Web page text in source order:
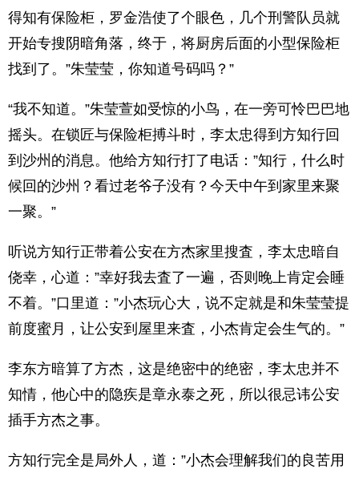
得知有保险柜，罗金浩使了个眼色，几个刑警队员就
开始专搜阴暗角落，终于，将厨房后面的小型保险柜
找到了。”朱莹莹，你知道号码吗？”
“我不知道。”朱莹萱如受惊的小鸟，在一旁可怜巴巴地
摇头。在锁匠与保险柜搏斗时，李太忠得到方知行回
到沙州的消息。他给方知行打了电话：”知行，什么时
候回的沙州？看过老爷子没有？今天中午到家里来聚
一聚。”
听说方知行正带着公安在方杰家里搜査，李太忠暗自
侥幸，心道：”幸好我去査了一遍，否则晚上肯定会睡
不着。”口里道：”小杰玩心大，说不定就是和朱莹莹提
前度蜜月，让公安到屋里来査，小杰肯定会生气的。”
李东方暗算了方杰，这是绝密中的绝密，李太忠并不
知情，他心中的隐疾是章永泰之死，所以很忌讳公安
插手方杰之事。
方知行完全是局外人，道：”小杰会理解我们的良苦用